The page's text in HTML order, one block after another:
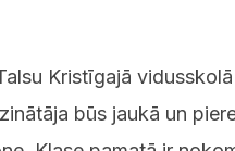
Kristīgajā
būs jaukā un